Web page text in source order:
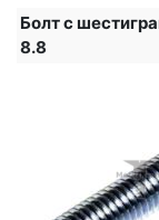
Болт с
8.8